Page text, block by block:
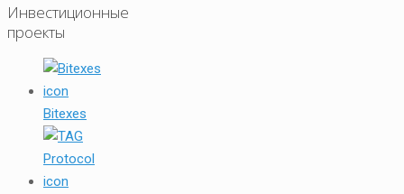
Инвестиционные
проекты
Bitexes